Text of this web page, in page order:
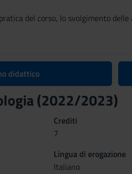
del corso, lo svolgimento
didattico
(2022/2023)
Crediti
7
Lingua di erogazione
Italiano